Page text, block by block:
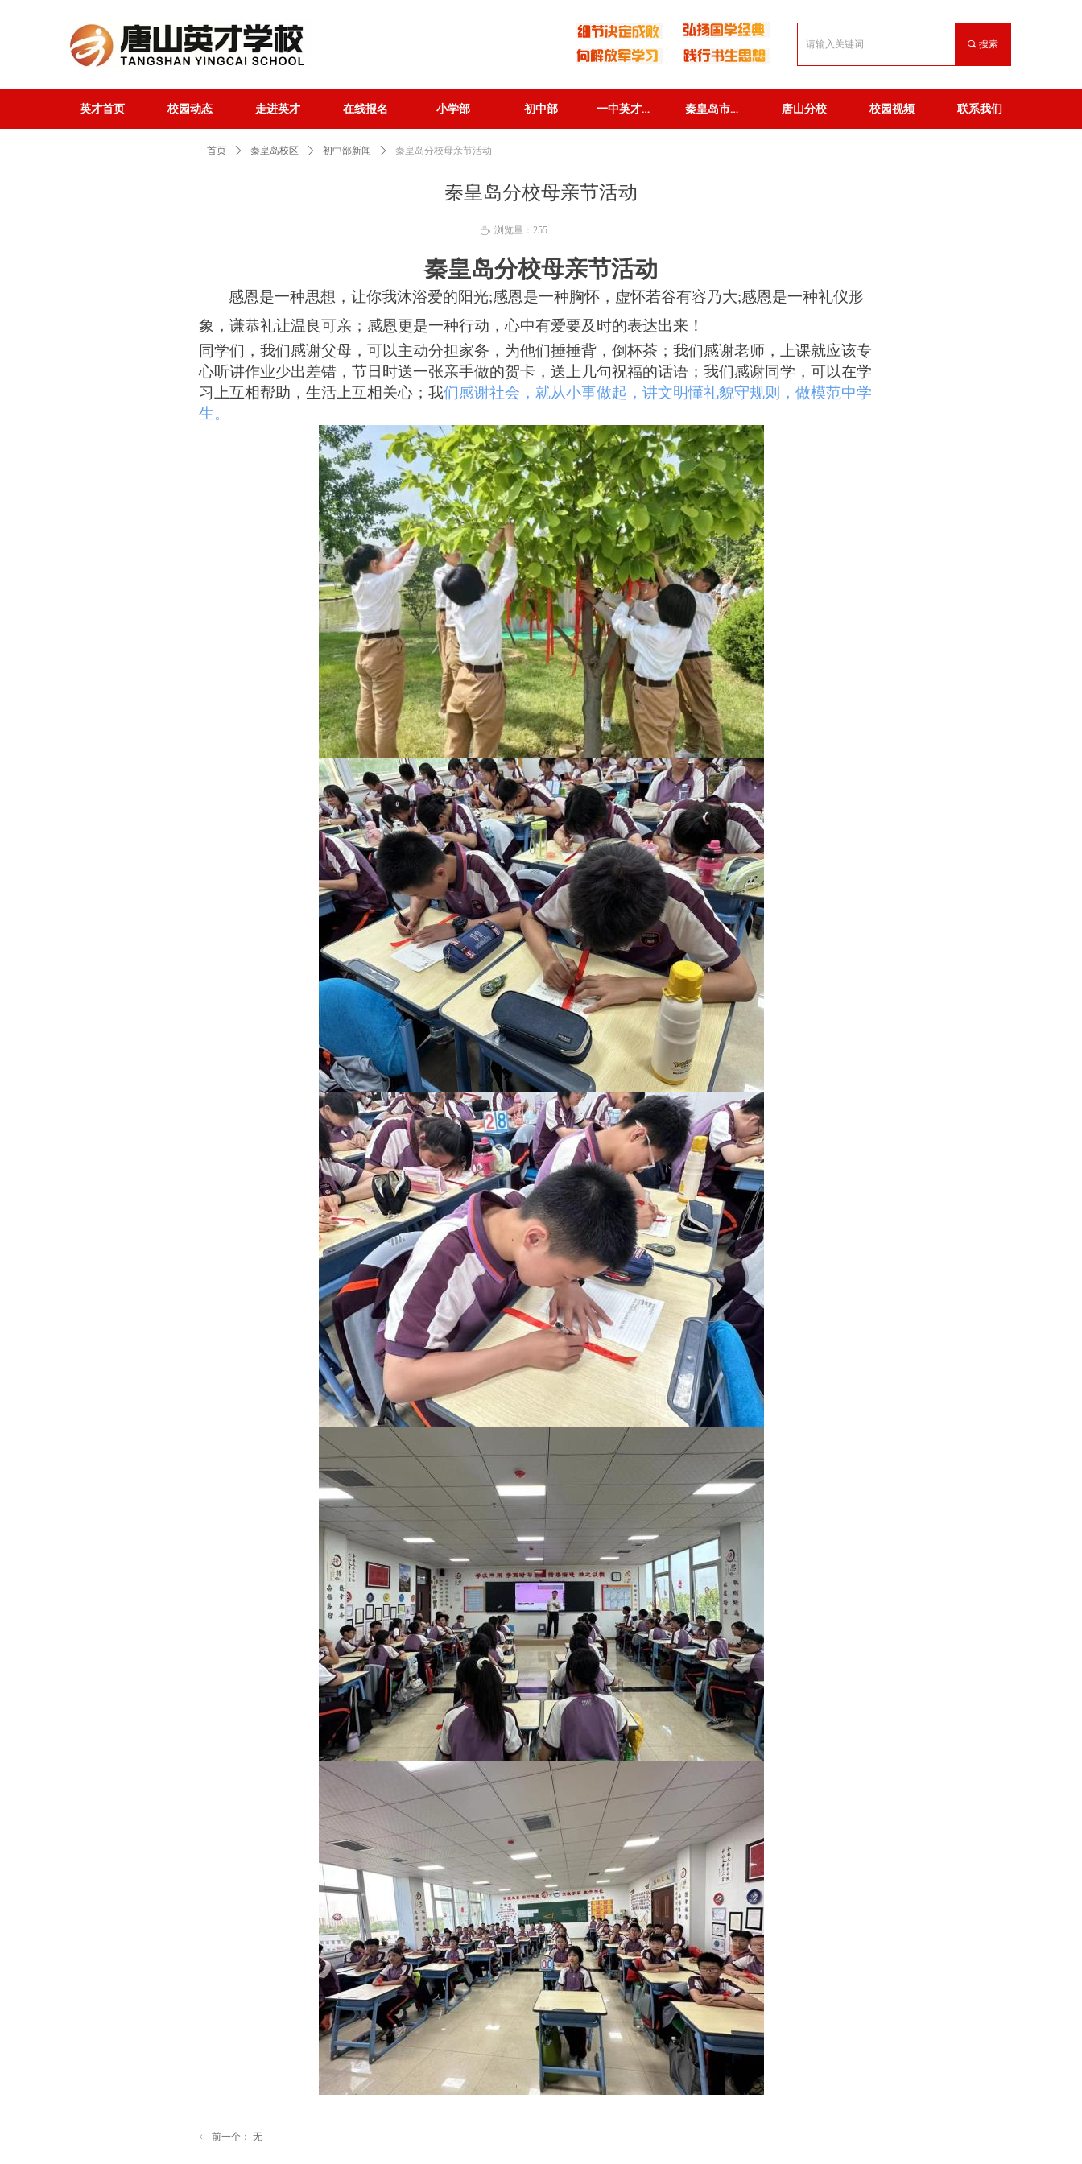
끠 搜索
英才首页 校园动态
校园动态
走进英才
走进英才
在线报名
在线报名
小学部
小学部
初中部 一中英才分校 秦皇岛市英才高级中学 唐山分校 校园视频 联系我们
秦皇岛分校母亲节活动
首页 ꄲ 秦皇岛校区 ꄲ 初中部新闻 ꄲ 秦皇岛分校母亲节活动
秦皇岛分校母亲节活动
感恩是一种思想，让你我沐浴爱的阳光;感恩是一种胸怀，虚怀若谷有容乃大;感恩是一种礼仪形
象，谦恭礼让温良可亲；感恩更是一种行动，心中有爱要及时的表达出来！
同学们，我们感谢父母，可以主动分担家务，为他们捶捶背，倒杯茶；我们感谢老师，上课就应该专
心听讲作业少出差错，节日时送一张亲手做的贺卡，送上几句祝福的话语；我们感谢同学，可以在学
习上互相帮助，生活上互相关心；我们感谢社会，就从小事做起，讲文明懂礼貌守规则，做模范中学
生。
ꄘ 浏览量： 255
ꂃ 前一个： 无